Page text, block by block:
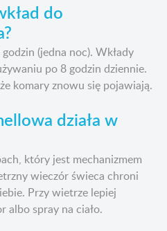
do
(jedna noc). Wkłady
po 8 godzin dziennie.
komary znowu się pojawiają.
działa w
który jest mechanizmem
wieczór świeca chroni
Przy wietrze lepiej
albo spray na ciało.